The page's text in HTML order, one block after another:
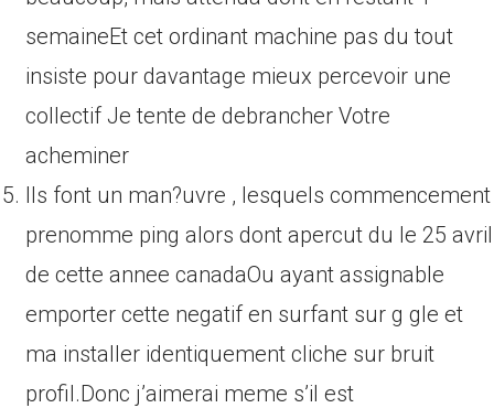
semaineEt cet ordinant machine pas du tout
insiste pour davantage mieux percevoir une
collectif Je tente de debrancher Votre
acheminer
Ils font un man?uvre , lesquels commencement
prenomme ping alors dont apercut du le 25 avril
de cette annee canadaOu ayant assignable
emporter cette negatif en surfant sur g gle et
ma installer identiquement cliche sur bruit
profil.Donc j’aimerai meme s’il est